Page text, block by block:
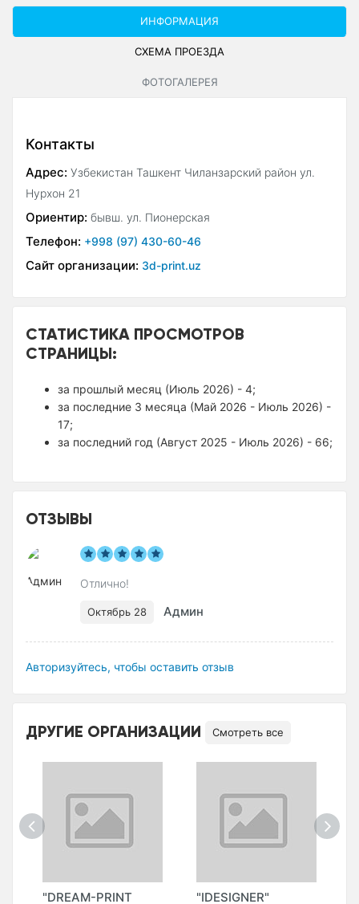
ИНФОРМАЦИЯ
СХЕМА ПРОЕЗДА
ФОТОГАЛЕРЕЯ
Контакты
Адрес: Узбекистан Ташкент Чиланзарский район ул.
Нурхон 21
Ориентир: бывш. ул. Пионерская
Телефон: +998 (97) 430-60-46
Сайт организации: 3d-print.uz
СТАТИСТИКА ПРОСМОТРОВ
СТРАНИЦЫ:
за прошлый месяц (Июль 2026) - 4;
за последние 3 месяца (Май 2026 - Июль 2026) -
17;
за последний год (Август 2025 - Июль 2026) - 66;
ОТЗЫВЫ
Отлично!
Октябрь 28 Админ
Авторизуйтесь, чтобы оставить отзыв
ДРУГИЕ ОРГАНИЗАЦИИ Смотреть все
"DREAM-PRINT
"IDESIGNER"